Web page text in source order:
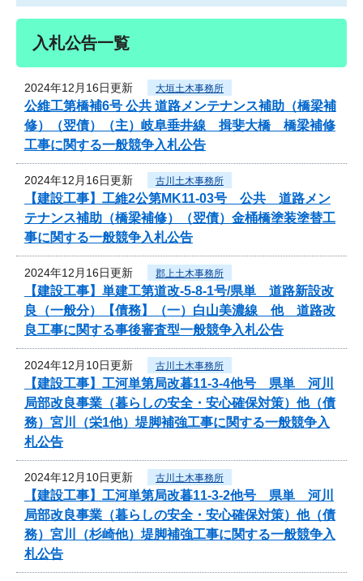
入札公告一覧
2024年12月16日更新 大垣土木事務所
公維工第橋補6号 公共 道路メンテナンス補助（橋梁補
修）（翌債）（主）岐阜垂井線 揖斐大橋 橋梁補修
工事に関する一般競争入札公告
2024年12月16日更新 古川土木事務所
【建設工事】工維2公第MK11-03号 公共 道路メン
テナンス補助（橋梁補修）（翌債）金桶橋塗装塗替工
事に関する一般競争入札公告
2024年12月16日更新 郡上土木事務所
【建設工事】単建工第道改-5-8-1号/県単 道路新設改
良（一般分）【債務】（一）白山美濃線 他 道路改
良工事に関する事後審査型一般競争入札公告
2024年12月10日更新 古川土木事務所
【建設工事】工河単第局改暮11-3-4他号 県単 河川
局部改良事業（暮らしの安全・安心確保対策）他（債
務）宮川（栄1他）堤脚補強工事に関する一般競争入
札公告
2024年12月10日更新 古川土木事務所
【建設工事】工河単第局改暮11-3-2他号 県単 河川
局部改良事業（暮らしの安全・安心確保対策）他（債
務）宮川（杉崎他）堤脚補強工事に関する一般競争入
札公告